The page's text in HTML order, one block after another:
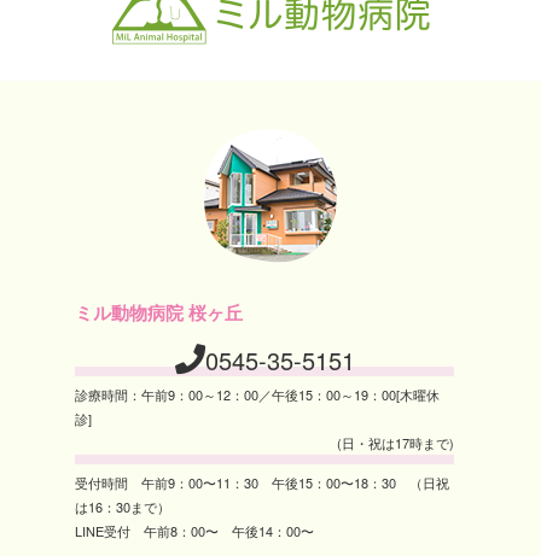
ミル動物病院 桜ヶ丘
0545-35-5151
診療時間：午前9：00～12：00／午後15：00～19：00[木曜休
診]
(日・祝は17時まで)
受付時間 午前9：00〜11：30 午後15：00〜18：30 （日祝
は16：30まで）
LINE受付 午前8：00〜 午後14：00〜